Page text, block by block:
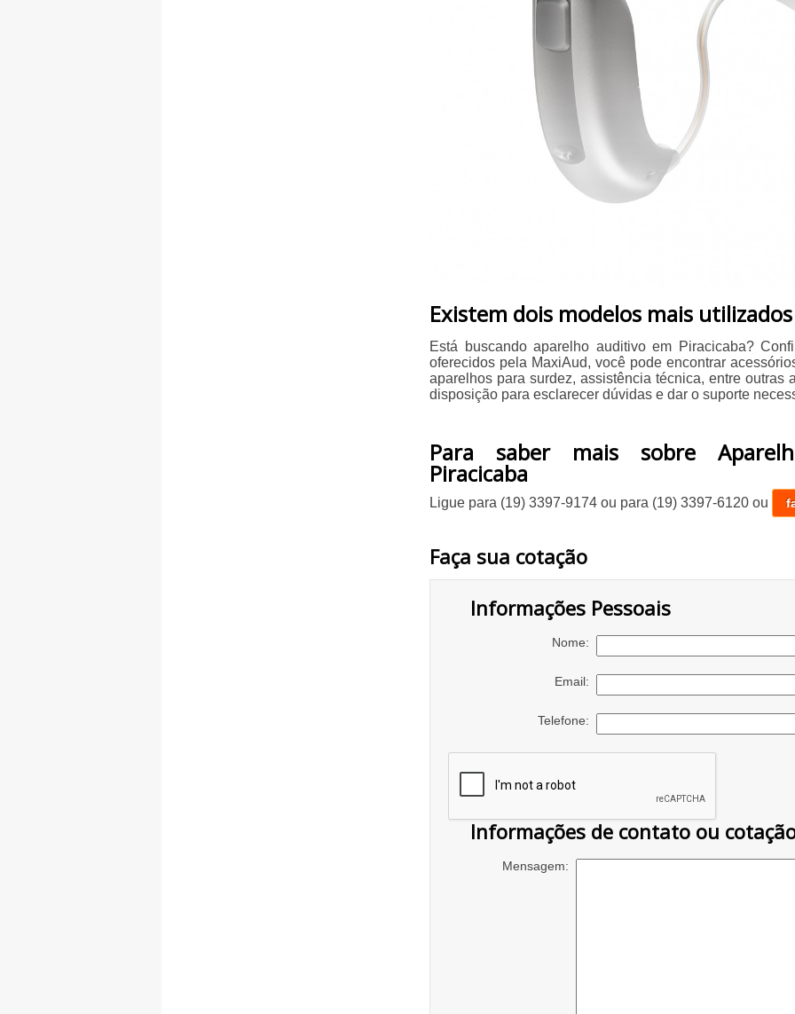
​Existem dois modelos mais
Está buscando aparelho auditivo em Piracicaba?
oferecidos pela MaxiAud, você pode encontrar
aparelhos para surdez, assistência técnica, entre outras
disposição para esclarecer dúvidas e dar o suporte
Para saber mais sobre
Piracicaba
Ligue para (19) 3397-9174 ou para (19) 3397-6120 ou
Faça sua cotação
Informações Pessoais
Nome:
Email:
Telefone:
Informações de contato ou
Mensagem: